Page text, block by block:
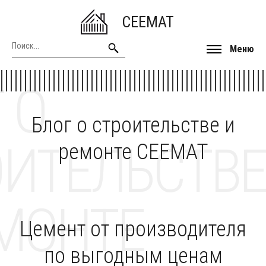
CEEMAT
Меню
Блог о строительстве и
ремонте CEEMAT
О
Цемент от производителя
по выгодным ценам